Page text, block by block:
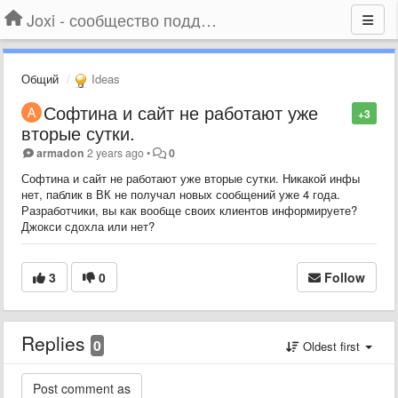
Joxi - сообщество поддержки
Общий Ideas
+3
Софтина и сайт не работают уже
вторые сутки.
armadon 2 years ago• 0
Софтина и сайт не работают уже вторые сутки. Никакой инфы
нет, паблик в ВК не получал новых сообщений уже 4 года.
Разработчики, вы как вообще своих клиентов информируете?
Джокси сдохла или нет?
3 0 Follow
Replies 0 Oldest first